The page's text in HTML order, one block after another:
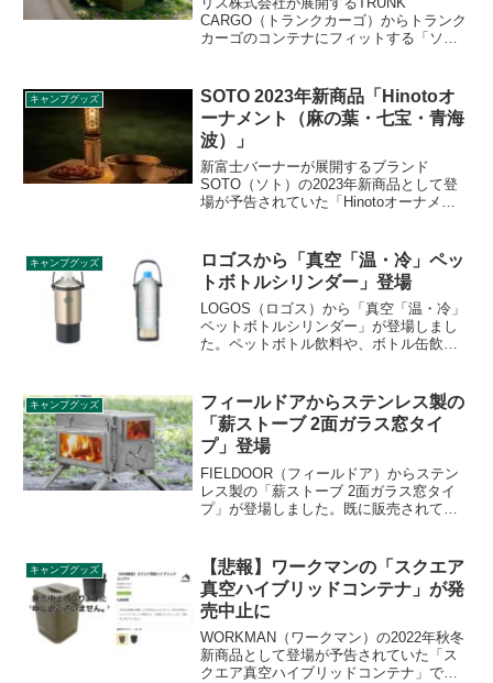
CARGO（トランクカーゴ）からトランク
カーゴのコンテナにフィットする「ソフ
ことで、重い荷物を上に積んだり荷崩れ
を防ぐ事ができます。詳細をレビューし
ます。
キャンプグッズ
SOTO 2023年新商品「Hinotoオ
ーナメント（麻の葉・七宝・青海
波）」
新富士バーナーが展開するブランド
SOTO（ソト）の2023年新商品として登
場が予告されていた「Hinotoオーナメン
Hinoto（ヒノト）のオプション製品で
す。詳細をレビューします。
キャンプグッズ
ロゴスから「真空「温・冷」ペッ
トボトルシリンダー」登場
LOGOS（ロゴス）から「真空「温・冷」
ペットボトルシリンダー」が登場しまし
た。ペットボトル飲料や、ボトル缶飲料
を採用したボトルホルダーです。本体下
部だけでなく、本体上部にも真空断熱構
造を採用しています。詳細をレビューし
ます。
キャンプグッズ
フィールドアからステンレス製の
「薪ストーブ 2面ガラス窓タイ
プ」登場
FIELDOOR（フィールドア）からステン
レス製の「薪ストーブ 2面ガラス窓タイ
プ」が登場しました。既に販売されてい
横からも薪が燃える様子を眺められるよ
うになりました。詳細をレビューしま
す。
キャンプグッズ
【悲報】ワークマンの「スクエア
真空ハイブリッドコンテナ」が発
売中止に
WORKMAN（ワークマン）の2022年秋冬
新商品として登場が予告されていた「ス
クエア真空ハイブリッドコンテナ」です